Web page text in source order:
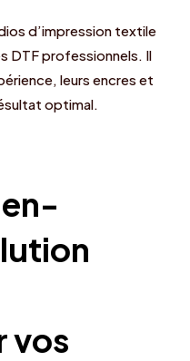
d’impression textile
DTF professionnels. Il
leurs encres et
optimal.
vos